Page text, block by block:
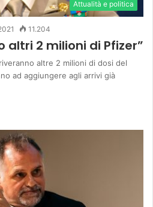
Attualità e politica
11.204
altri 2 milioni di Pfizer”
altre 2 milioni di dosi del
ad aggiungere agli arrivi già